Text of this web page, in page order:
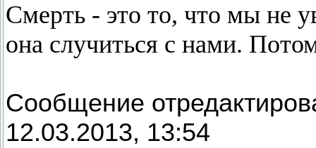
Смерть - это то, что мы не
она случиться с нами.
Сообщение
12.03.2013, 13:54